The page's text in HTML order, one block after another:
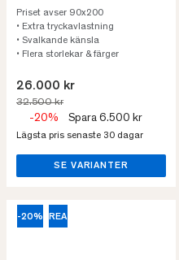
Priset avser 90x200
• Extra tryckavlastning
• Svalkande känsla
• Flera storlekar & färger
26.000 kr
32.500 kr
-20% Spara 6.500 kr
Lägsta pris senaste 30 dagar
SE VARIANTER
-20% REA